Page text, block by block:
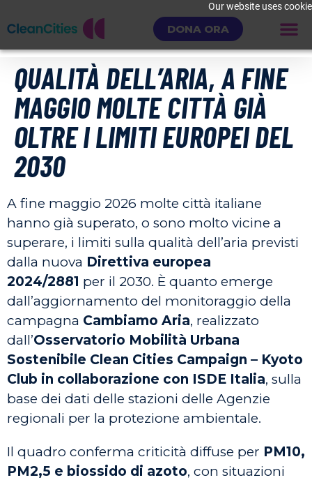
Our website uses
DONA ORA
QUALITÀ DELL’ARIA, A FINE
MAGGIO MOLTE CITTÀ GIÀ
OLTRE I LIMITI EUROPEI DEL
2030
A fine maggio 2026 molte città italiane
hanno già superato, o sono molto vicine a
superare, i limiti sulla qualità dell’aria previsti
dalla nuova Direttiva europea
2024/2881 per il 2030. È quanto emerge
dall’aggiornamento del monitoraggio della
campagna Cambiamo Aria, realizzato
dall’Osservatorio Mobilità Urbana
Sostenibile Clean Cities Campaign – Kyoto
Club in collaborazione con ISDE Italia, sulla
base dei dati delle stazioni delle Agenzie
regionali per la protezione ambientale.
Il quadro conferma criticità diffuse per PM10,
PM2,5 e biossido di azoto, con situazioni